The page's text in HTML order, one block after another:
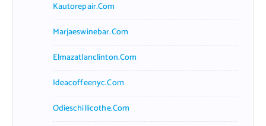
Kautorepair.com
Marjaeswinebar.com
Elmazatlanclinton.com
Ideacoffeenyc.com
Odieschillicothe.com